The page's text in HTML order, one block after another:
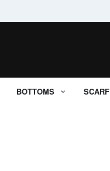
BOTTOMS SCARF